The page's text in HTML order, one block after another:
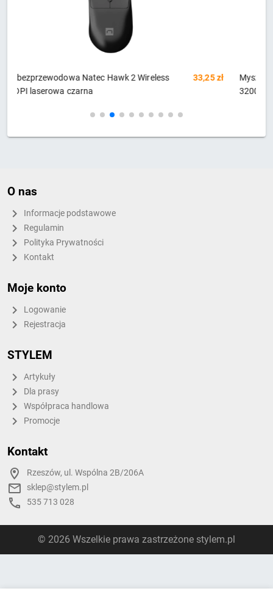
Mysz gamingowa bezprzewodowa Knight GM-885
3200DPI 8P Czarna
54,93 zł
O nas
Informacje podstawowe
Regulamin
Polityka Prywatności
Kontakt
Moje konto
Logowanie
Rejestracja
STYLEM
Artykuły
Dla prasy
Współpraca handlowa
Promocje
Kontakt
Rzeszów, ul. Wspólna 2B/206A
sklep@stylem.pl
535 713 028
© 2026 Wszelkie prawa zastrzeżone stylem.pl